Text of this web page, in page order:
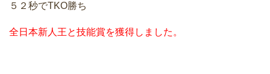
５２秒でTKO勝ち
全日本新人王と技能賞を獲得しました。